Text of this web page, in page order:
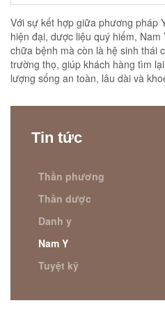
Với sự kết hợp giữa phương pháp
hiện đại, dược liệu quý hiếm,
chữa bệnh mà còn là hệ sinh thái
trường thọ, giúp khách hàng tìm
lượng sống an toàn, lâu dài và
Tin tức
Thần phương
Thần dược
Danh y
Nam Y
Tuyệt kỹ